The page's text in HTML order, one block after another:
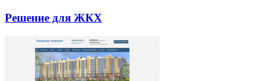
Решение для ЖКХ